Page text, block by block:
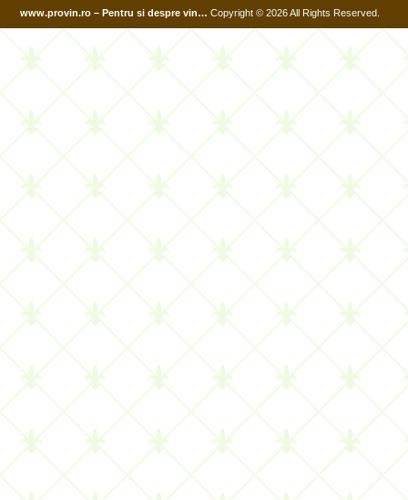
www.provin.ro – Pentru si despre vin… Copyright © 2026 All Rights Reserved.